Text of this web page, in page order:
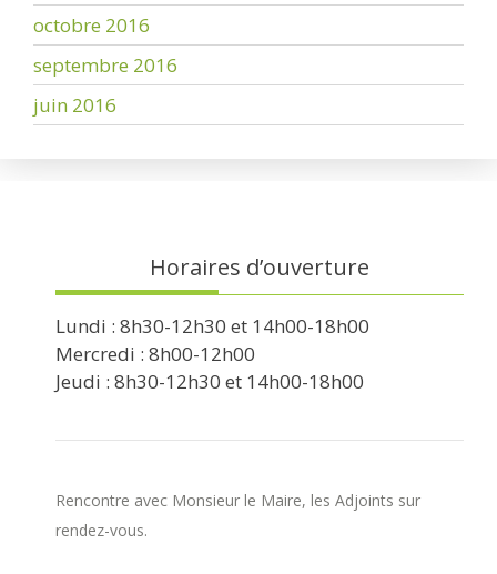
octobre 2016
septembre 2016
juin 2016
Horaires d’ouverture
Lundi : 8h30-12h30 et 14h00-18h00
Mercredi : 8h00-12h00
Jeudi : 8h30-12h30 et 14h00-18h00
Rencontre avec Monsieur le Maire, les Adjoints sur
rendez-vous.